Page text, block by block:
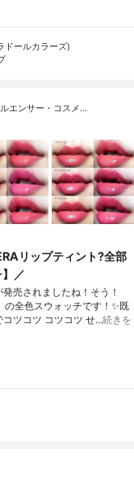
ドールカラーズ)
エンサー・コスメ…
リップティント?全部
／
売されましたね！そう！
全色スウォッチです！✨既
コツコツ コツコツ せ…続きを